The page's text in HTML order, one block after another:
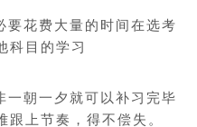
要花费大量的时间在选考
科目的学习
一朝一夕就可以补习完毕
跟上节奏，得不偿失。